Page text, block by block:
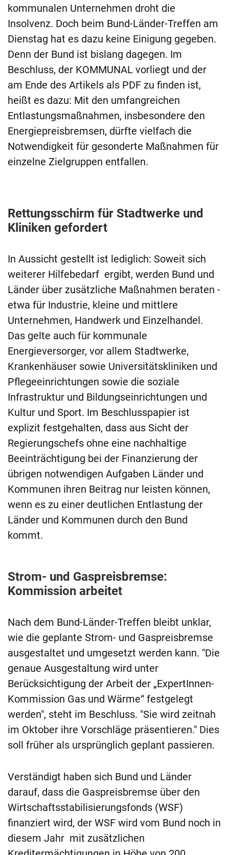
kommunalen Unternehmen droht die
Insolvenz. Doch beim Bund-Länder-Treffen am
Dienstag hat es dazu keine Einigung gegeben.
Denn der Bund ist bislang dagegen. Im
Beschluss, der KOMMUNAL vorliegt und der
am Ende des Artikels als PDF zu finden ist,
heißt es dazu: Mit den umfangreichen
Entlastungsmaßnahmen, insbesondere den
Energiepreisbremsen, dürfte vielfach die
Notwendigkeit für gesonderte Maßnahmen für
einzelne Zielgruppen entfallen.
Rettungsschirm für Stadtwerke und
Kliniken gefordert
In Aussicht gestellt ist lediglich: Soweit sich
weiterer Hilfebedarf ergibt, werden Bund und
Länder über zusätzliche Maßnahmen beraten -
etwa für Industrie, kleine und mittlere
Unternehmen, Handwerk und Einzelhandel.
Das gelte auch für kommunale
Energieversorger, vor allem Stadtwerke,
Krankenhäuser sowie Universitätskliniken und
Pflegeeinrichtungen sowie die soziale
Infrastruktur und Bildungseinrichtungen und
Kultur und Sport. Im Beschlusspapier ist
explizit festgehalten, dass aus Sicht der
Regierungschefs ohne eine nachhaltige
Beeinträchtigung bei der Finanzierung der
übrigen notwendigen Aufgaben Länder und
Kommunen ihren Beitrag nur leisten können,
wenn es zu einer deutlichen Entlastung der
Länder und Kommunen durch den Bund
kommt.
Strom- und Gaspreisbremse:
Kommission arbeitet
Nach dem Bund-Länder-Treffen bleibt unklar,
wie die geplante Strom- und Gaspreisbremse
ausgestaltet und umgesetzt werden kann. "Die
genaue Ausgestaltung wird unter
Berücksichtigung der Arbeit der „ExpertInnen-
Kommission Gas und Wärme“ festgelegt
werden", steht im Beschluss. "Sie wird zeitnah
im Oktober ihre Vorschläge präsentieren." Dies
soll früher als ursprünglich geplant passieren.
Verständigt haben sich Bund und Länder
darauf, dass die Gaspreisbremse über den
Wirtschaftsstabilisierungsfonds (WSF)
finanziert wird, der WSF wird vom Bund noch in
diesem Jahr mit zusätzlichen